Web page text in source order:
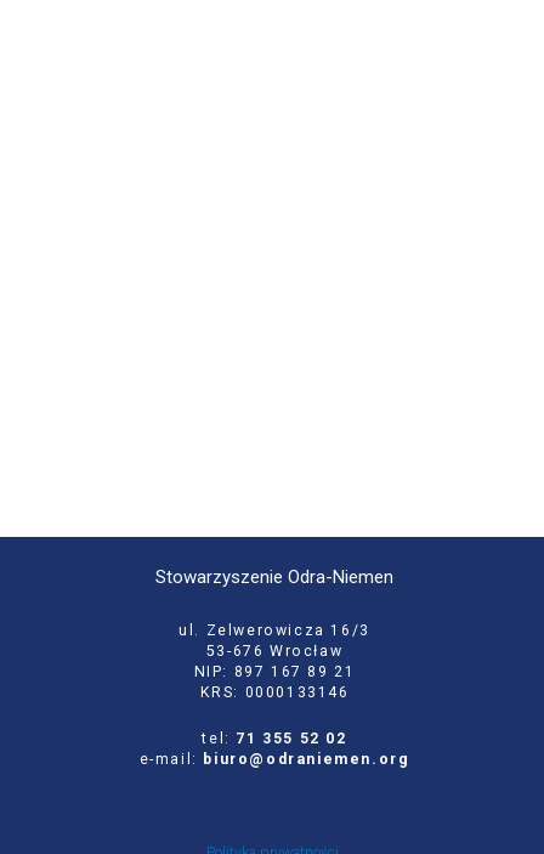
Stowarzyszenie Odra-Niemen
ul. Zelwerowicza 16/3
53-676 Wrocław
NIP: 897 167 89 21
KRS: 0000133146
tel: 71 355 52 02
e-mail:
biuro@odraniemen.org